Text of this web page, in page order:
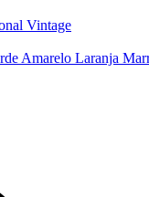
Vintage
Amarelo Laranja